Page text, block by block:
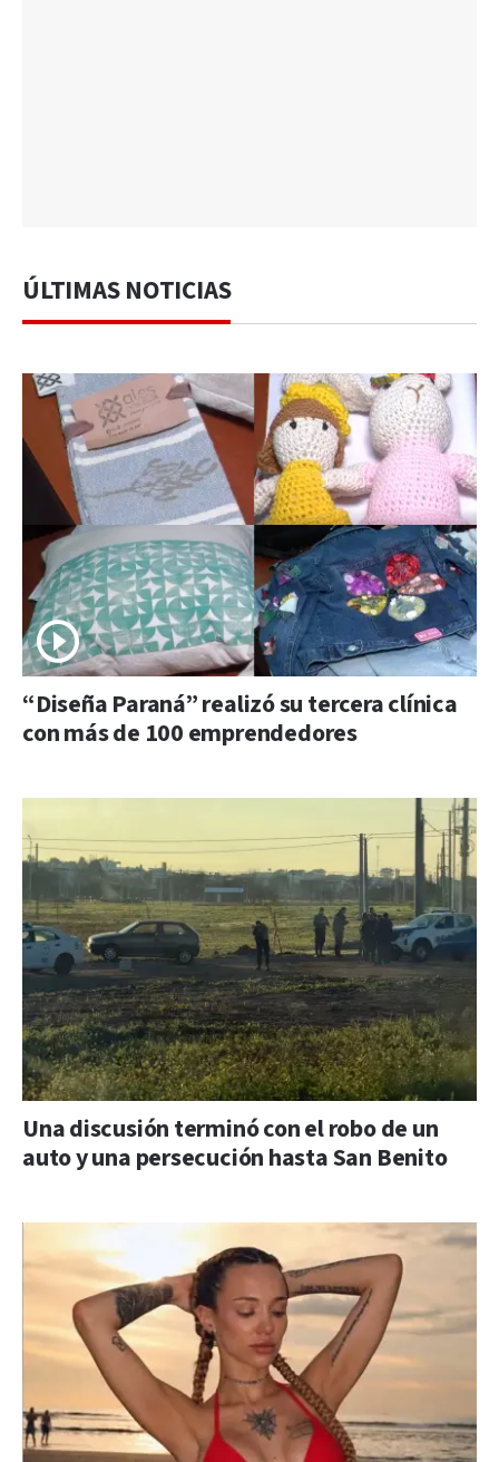
ÚLTIMAS NOTICIAS
“Diseña Paraná” realizó su tercera clínica
con más de 100 emprendedores
Una discusión terminó con el robo de un
auto y una persecución hasta San Benito